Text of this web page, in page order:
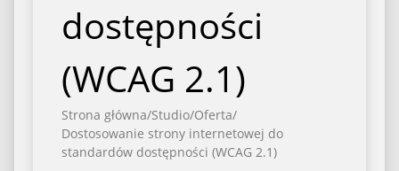
dostępności
(WCAG 2.1)
Strona główna/Studio/Oferta/
Dostosowanie strony internetowej do
standardów dostępności (WCAG 2.1)